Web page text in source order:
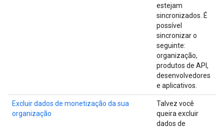
estejam
sincronizados. É
possível
sincronizar o
seguinte:
organização,
produtos de API,
desenvolvedores
e aplicativos.
Excluir dados de monetização da sua
organização
Talvez você
queira excluir
dados de